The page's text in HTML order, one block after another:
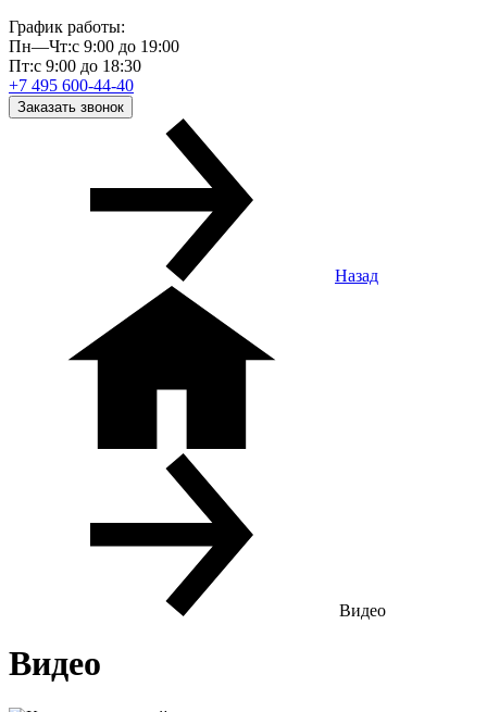
График работы:
Пн—Чт:с 9:00 до 19:00
Пт:с 9:00 до 18:30
+7 495 600-44-40
Заказать звонок
Назад
Видео
Видео